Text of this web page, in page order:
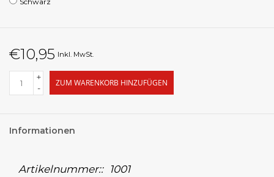
€10,95 Inkl. MwSt.
+
-
ZUM WARENKORB HINZUFÜGEN
Informationen
Artikelnummer::
1001